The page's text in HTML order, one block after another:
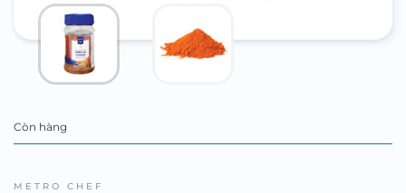
Còn hàng
METRO CHEF